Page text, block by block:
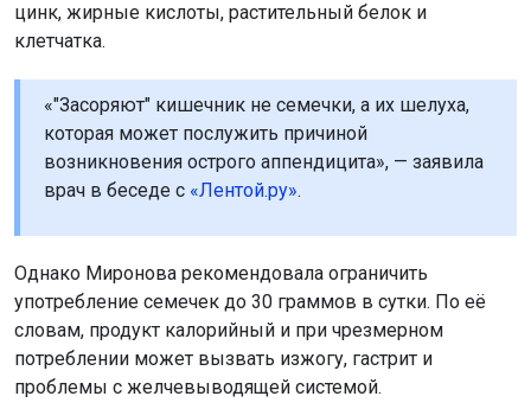
цинк, жирные кислоты, растительный белок и
клетчатка.
«"Засоряют" кишечник не семечки, а их шелуха,
которая может послужить причиной
возникновения острого аппендицита», — заявила
врач в беседе с «Лентой.ру».
Однако Миронова рекомендовала ограничить
употребление семечек до 30 граммов в сутки. По её
словам, продукт калорийный и при чрезмерном
потреблении может вызвать изжогу, гастрит и
проблемы с желчевыводящей системой.